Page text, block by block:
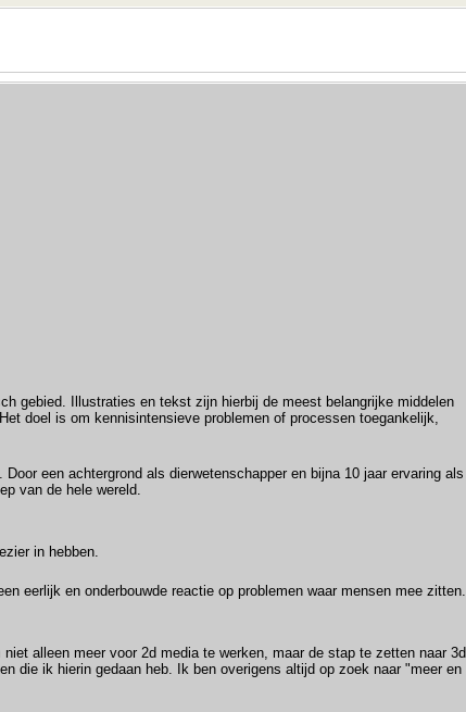
gebied. Illustraties en tekst zijn hierbij de meest belangrijke middelen
doel is om kennisintensieve problemen of processen toegankelijk,
een achtergrond als dierwetenschapper en bijna 10 jaar ervaring als
van de hele wereld.
in hebben.
eerlijk en onderbouwde reactie op problemen waar mensen mee zitten.
alleen meer voor 2d media te werken, maar de stap te zetten naar 3d
die ik hierin gedaan heb. Ik ben overigens altijd op zoek naar "meer en